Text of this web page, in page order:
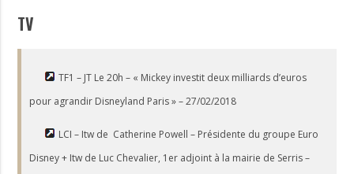
TV
TF1 – JT Le 20h – « Mickey investit deux milliards d’euros
pour agrandir Disneyland Paris » – 27/02/2018
LCI – Itw de Catherine Powell – Présidente du groupe Euro
Disney + Itw de Luc Chevalier, 1er adjoint à la mairie de Serris –